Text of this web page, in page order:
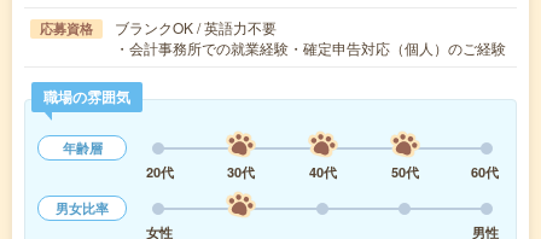
応募資格
ブランクOK / 英語力不要
・会計事務所での就業経験・確定申告対応（個人）のご経験
職場の雰囲気
年齢層
20代
30代 40代 50代
60代
男女比率
女性
男性